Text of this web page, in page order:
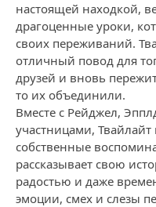
настоящей находкой,
драгоценные уроки,
своих переживаний.
отличный повод для
друзей и вновь
то их объединили.
Вместе с Рейджел,
участницами,
собственные
рассказывает свою
радостью и даже
эмоции, смех и слезы